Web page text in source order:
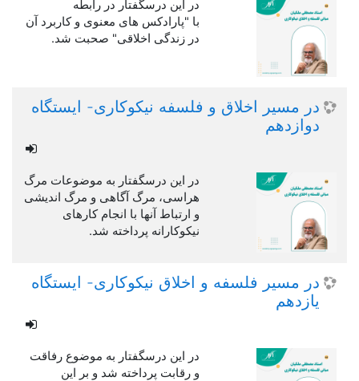
در این درسگفتار در رابطه
با "پارادکس های معنوی و کاربرد آن
در زندگی اخلاقی" صحبت شد.
در مسیر اخلاق و فلسفه نیکوکاری- ایستگاه
دوازدهم
در این درسگفتار به موضوعات مرگ
هراسی، مرگ آگاهی و مرگ اندیشی
و ارتباط آنها با انجام کارهای
نیکوکارانه پرداخته شد.
در مسیر فلسفه و اخلاق نیکوکاری- ایستگاه
یازدهم
در این درسگفتار به موضوع رفاقت
و رقابت پرداخته شد و بر این